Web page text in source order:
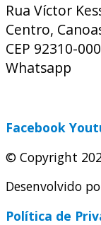
Rua Víctor
Centro,
CEP 92310-000
Whatsapp
Facebook
© Copyright
Desenvolvido
Política de